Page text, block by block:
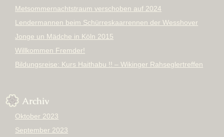
Metsommernachtstraum verschoben auf 2024
Lendermannen beim Schürreskaarrennen der Wesshover
Jonge un Mädche in Köln 2015
Willkommen Fremder!
Bildungsreise: Kurs Haithabu !! – Wikinger Rahseglertreffen
Archiv
Oktober 2023
September 2023